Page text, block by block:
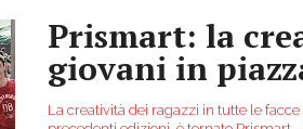
Prismart: la
giovani in
La creatività dei ragazzi in tutte le